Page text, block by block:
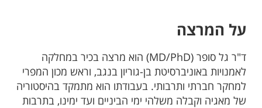
על המרצה
ד"ר גל סופר (MD/PhD) הוא מרצה בכיר במחלקה
לאמנויות באוניברסיטת בן-גוריון בנגב, וראש מכון המפרי
למחקר חברתי ותרבותי. בעבודתו הוא מתמקד בהיסטוריה
של מאגיה וקבלה משלהי ימי הביניים ועד ימינו, בתרבות